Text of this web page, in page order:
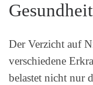
Der Verzicht auf
verschiedene
belastet nicht nur